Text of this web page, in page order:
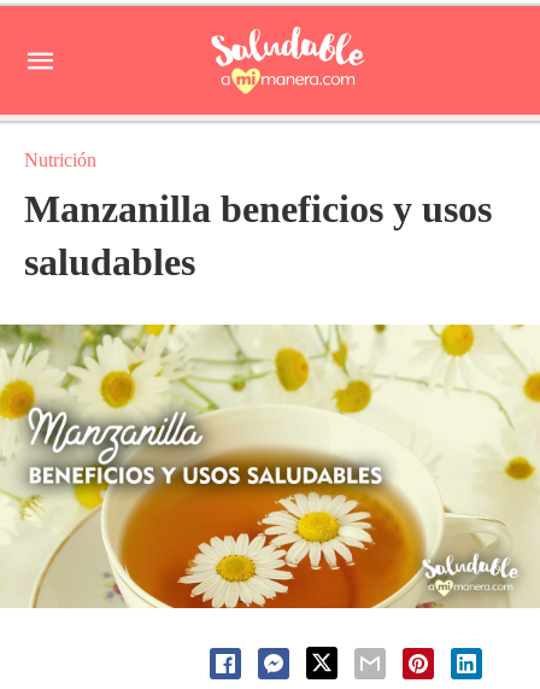
Nutrición
Manzanilla beneficios y usos
saludables